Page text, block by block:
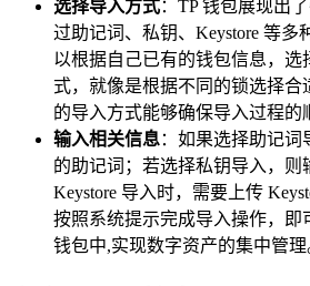
选择导入方式：TP 钱包展现出
过助记词、私钥、Keystore 等多
以根据自己已有的钱包信息，选
式，就像是根据不同的锁选择合
的导入方式能够确保导入过程的
输入相关信息：如果选择助记
的助记词；若选择私钥导入，则
Keystore 导入时，需要上传
按照系统提示完成导入操作，即
钱包中,实现数字资产的集中管理